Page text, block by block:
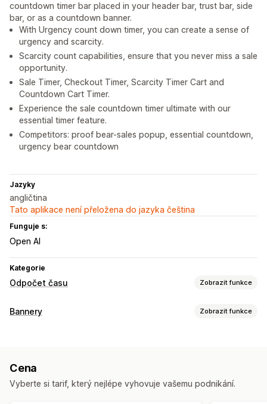
countdown timer bar placed in your header bar, trust bar, side
bar, or as a countdown banner.
With Urgency count down timer, you can create a sense of
urgency and scarcity.
Scarcity count capabilities, ensure that you never miss a sale
opportunity.
Sale Timer, Checkout Timer, Scarcity Timer Cart and
Countdown Cart Timer.
Experience the sale countdown timer ultimate with our
essential timer feature.
Competitors: proof bear-sales popup, essential countdown,
urgency bear countdown
Jazyky
angličtina
Tato aplikace není přeložena do jazyka čeština
Funguje s:
Open AI
Kategorie
Odpočet času Zobrazit funkce
Možnosti zobrazení
Vstupní stránky
Bannery Zobrazit funkce
Cena
Vyberte si tarif, který nejlépe vyhovuje vašemu podnikání.